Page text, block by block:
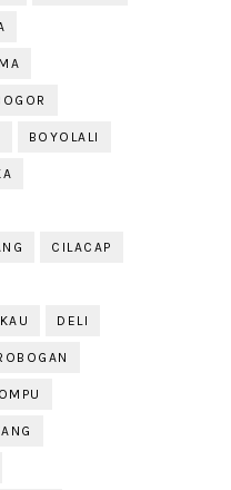
BOYOLALI
CILACAP
DELI